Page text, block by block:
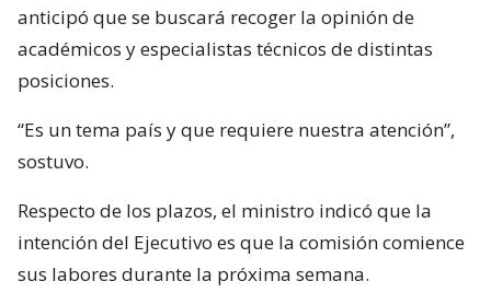
anticipó que se buscará recoger la opinión de
académicos y especialistas técnicos de distintas
posiciones.
“Es un tema país y que requiere nuestra atención”,
sostuvo.
Respecto de los plazos, el ministro indicó que la
intención del Ejecutivo es que la comisión comience
sus labores durante la próxima semana.